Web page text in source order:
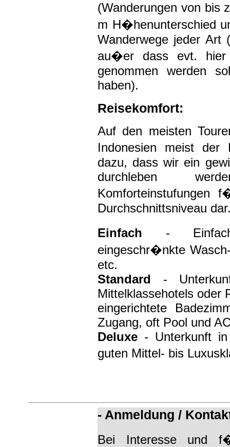
(Wanderungen von bis
m H�henunterschied
Wanderwege jeder Art
au�er dass evt.
genommen werden
haben).
Reisekomfort:
Auf den meisten
Indonesien meist
dazu, dass wir ein
durchleben
Komforteinstufungen
Durchschnittsniveau
Einfach -
eingeschr�nkte
etc.
Standard -
Mittelklassehotels oder
eingerichtete
Zugang, oft Pool und
Deluxe - Unterkunft
guten Mittel- bis
- Anmeldung /
Bei Interesse und